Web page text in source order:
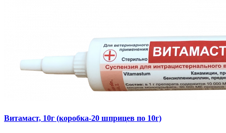
Витамаст, 10г (коробка-20 шприцев по 10г)